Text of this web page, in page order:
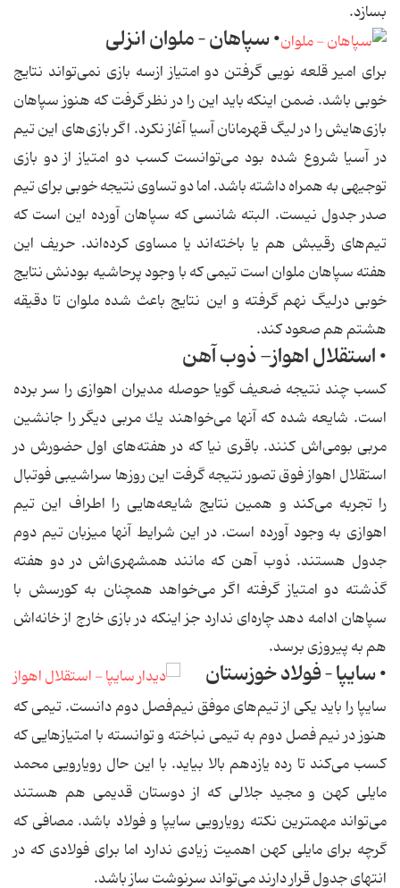
بسازد.
• سپاهان – ملوان انزلی
برای امیر قلعه نویی گرفتن دو امتیاز ازسه بازی نمی‌تواند نتایج
خوبی باشد. ضمن اینكه باید این را در نظر گرفت كه هنوز سپاهان
بازی‌هایش را در لیگ قهرمانان آسیا آغاز نكرد. اگر بازی‌های این تیم
در آسیا شروع شده بود می‌توانست كسب دو امتیاز از دو بازی
توجیهی به همراه داشته باشد. اما دو تساوی نتیجه خوبی برای تیم
صدر جدول نیست. البته شانسی كه سپاهان آورده این است كه
تیم‌های رقیبش هم یا باخته‌اند یا مساوی كرده‌اند. حریف این
هفته سپاهان ملوان است تیمی كه با وجود پرحاشیه‌ بودنش نتایج
خوبی درلیگ نهم گرفته و این نتایج باعث شده ملوان تا دقیقه
هشتم هم صعود كند.
• استقلال اهواز- ذوب آهن
كسب چند نتیجه ضعیف گویا حوصله مدیران اهوازی را سر برده
است. شایعه شده كه آنها می‌خواهند یك مربی دیگر را جانشین
مربی بومی‌اش كنند. باقری نیا كه در هفته‌های اول حضورش در
استقلال اهواز فوق تصور نتیجه گرفت این روزها سراشیبی فوتبال
را تجربه می‌كند و همین نتایج شایعه‌هایی را اطراف این تیم
اهوازی به وجود آورده است. در این شرایط آنها میزبان تیم دوم
جدول هستند. ذوب آهن كه مانند همشهری‌اش در دو هفته
گذشته دو امتیاز گرفته اگر می‌خواهد همچنان به كورسش با
سپاهان ادامه دهد چاره‌ای ندارد جز اینكه در بازی خارج از خانه‌اش
هم به پیروزی برسد.
• سایپا – فولاد خوزستان
سایپا را باید یكی از تیم‌های موفق نیم‌فصل دوم دانست. تیمی كه
هنوز در نیم فصل دوم به تیمی نباخته و توانسته با امتیازهایی كه
كسب می‌كند تا رده یازدهم بالا بیاید. با این حال رویارویی محمد
مایلی كهن و مجید جلالی كه از دوستان قدیمی هم هستند
می‌تواند مهمترین نكته رویارویی سایپا و فولاد باشد. مصافی كه
گرچه برای مایلی كهن اهمیت زیادی ندارد اما برای فولادی كه در
انتهای جدول قرار دارند می‌تواند سرنوشت ساز باشد.